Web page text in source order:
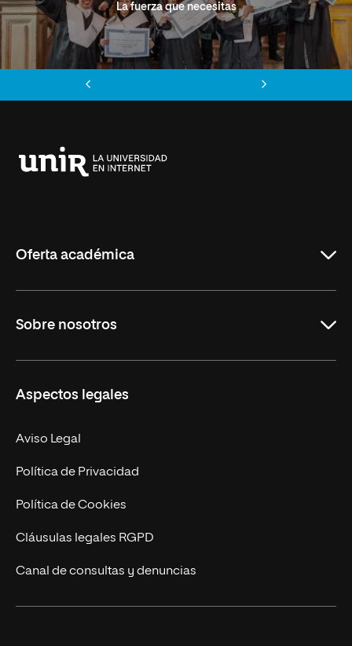
La fuerza que necesitas
Oferta académica
Másteres Oficiales
Másteres Propios
Doctorados
Experto Universitario
Postgrados
Cursos Universitarios
Sobre nosotros
Facultades
Nuestro Equipo
Trabaja en UNIR
Actualidad
UNIR Revista
Eventos
Aspectos legales
Aviso Legal
Política de Privacidad
Política de Cookies
Cláusulas legales RGPD
Canal de consultas y denuncias